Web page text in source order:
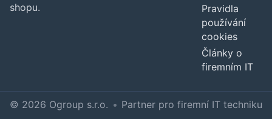
shopu.
Pravidla
používání
cookies
Články o
firemním IT
© 2026 Ogroup s.r.o. • Partner pro firemní IT techniku